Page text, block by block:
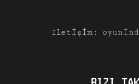
İletişim: